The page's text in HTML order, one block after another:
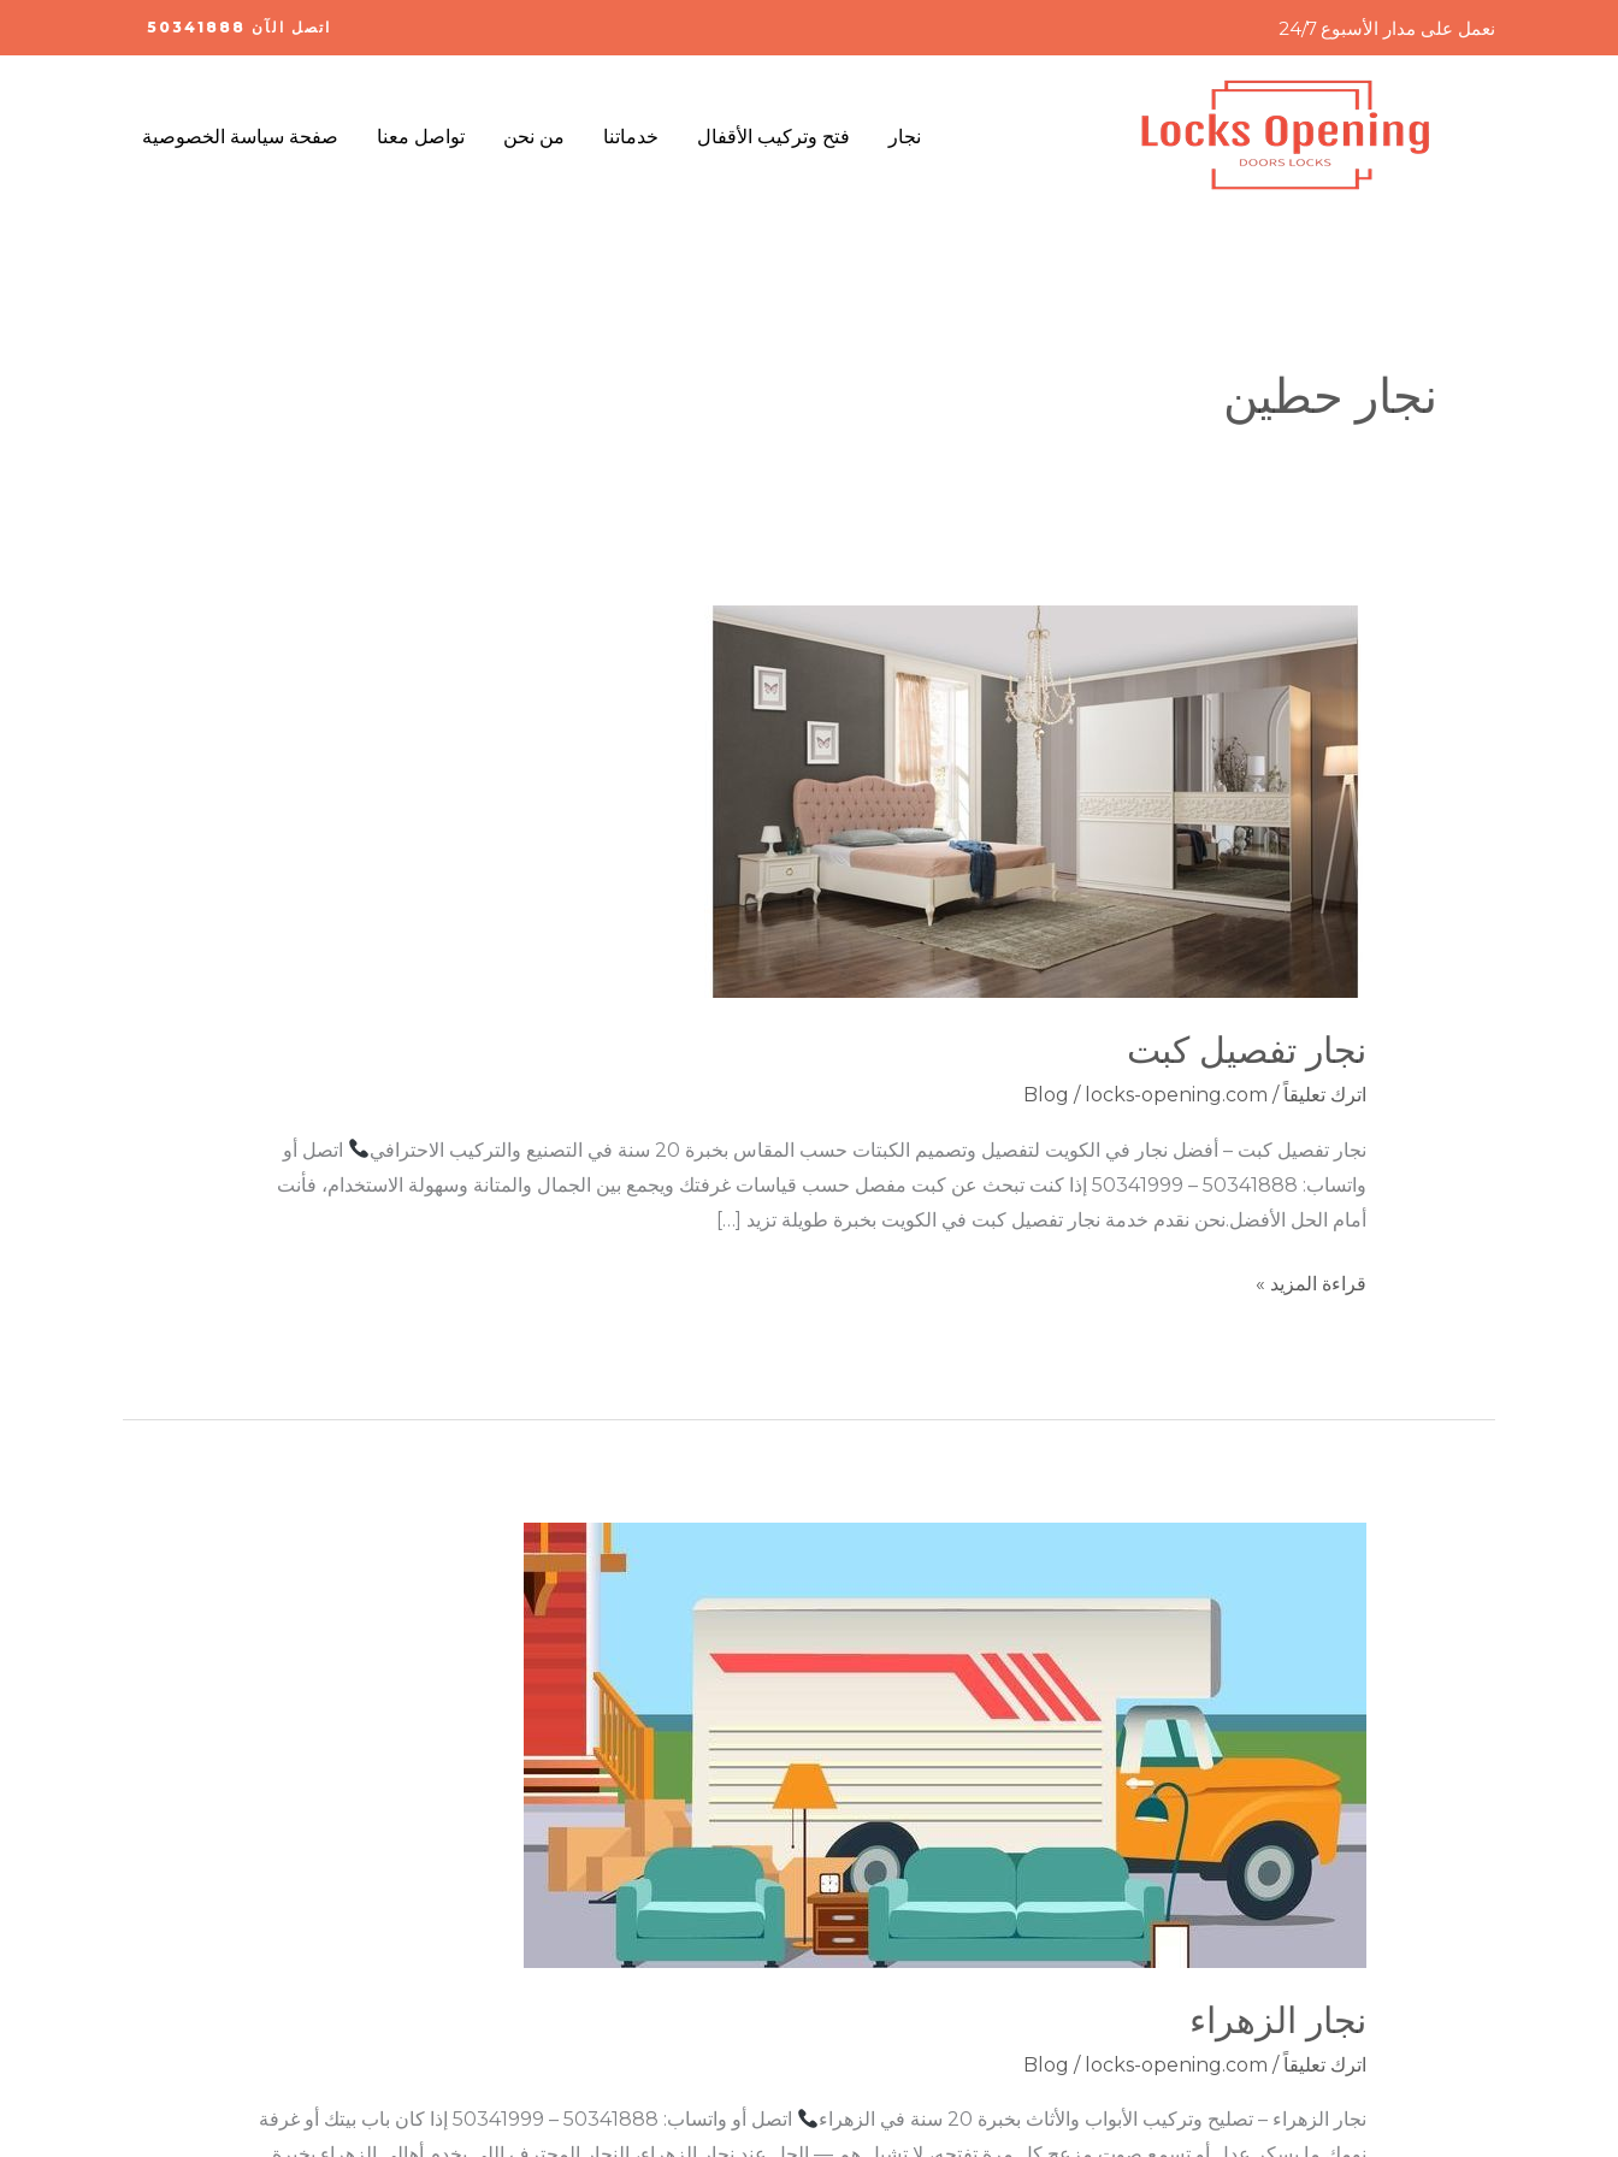
إلى
نعمل على مدار الأسبوع 24/7 اتصل الآن 50341888
نجار فتح وتركيب الأقفال خدماتنا من نحن تواصل معنا صفحة سياسة الخصوصية
نجار حطين
نجار تفصيل كبت
اترك تعليقاً /
Blog / locks-opening.com
نجار تفصيل كبت – أفضل نجار في الكويت لتفصيل وتصميم الكبتات حسب المقاس بخبرة 20 سنة في التصنيع والتركيب الاحترافي
اتصل أو
واتساب: 50341888 – 50341999 إذا كنت تبحث عن كبت مفصل حسب قياسات غرفتك ويجمع بين الجمال والمتانة وسهولة الاستخدام، فأنت
أمام الحل الأفضل.نحن نقدم خدمة نجار تفصيل كبت في الكويت بخبرة طويلة تزيد […]
نجار
تفصيل
كبت
قراءة المزيد »
نجار الزهراء
اترك تعليقاً /
Blog / locks-opening.com
نجار الزهراء – تصليح وتركيب الأبواب والأثاث بخبرة 20 سنة في الزهراء
اتصل أو واتساب: 50341888 – 50341999 إذا كان باب بيتك أو غرفة